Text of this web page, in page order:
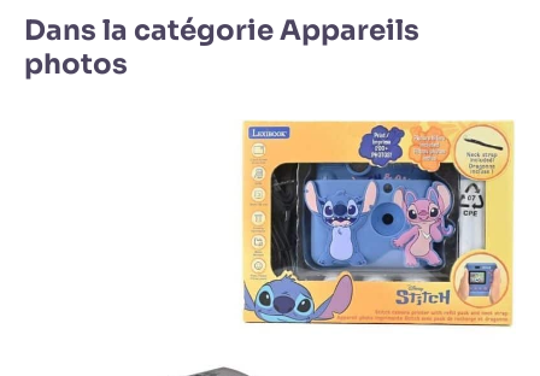
Dans la catégorie Appareils
photos